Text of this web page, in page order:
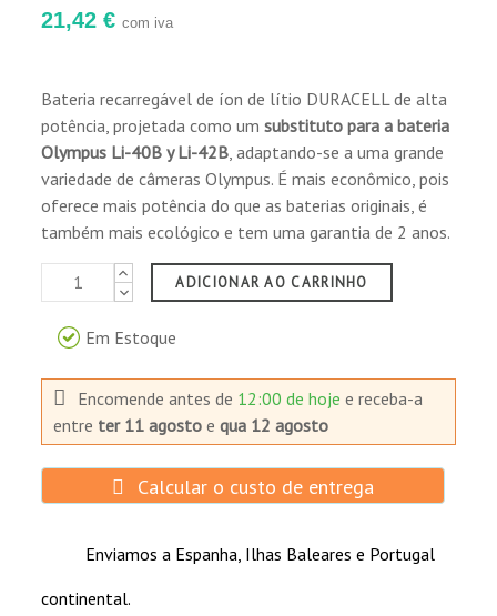
(2 reseñas)
21,42 € com iva
Bateria recarregável de íon de lítio DURACELL de alta
potência, projetada como umsubstituto para a bateria
Olympus Li-40B y Li-42B , adaptando-se a uma grande
variedade de câmeras Olympus. É mais econômico, pois
oferece mais potência do que as baterias originais, é
também mais ecológico e tem uma garantia de 2 anos.
ADICIONAR AO CARRINHO
Em Estoque
Encomende antes de 12:00 de hojee receba-a
entre ter 11 agosto equa 12 agosto
Calcular o custo de entrega
Enviamos a Espanha, Ilhas Baleares e Portugal
continental.